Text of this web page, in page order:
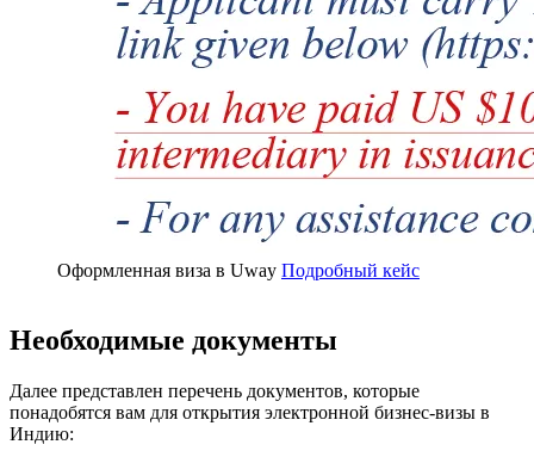
Оформленная виза в Uway Подробный кейс
Необходимые документы
Далее представлен перечень документов, которые
понадобятся вам для открытия электронной бизнес-визы в
Индию: